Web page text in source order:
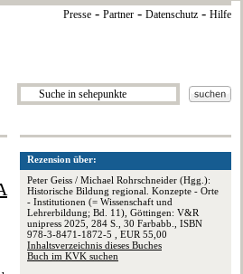
Presse - Partner - Datenschutz - Hilfe
Rezension über:
Peter Geiss / Michael Rohrschneider (Hgg.):
Historische Bildung regional. Konzepte - Orte
- Institutionen (= Wissenschaft und
Lehrerbildung; Bd. 11), Göttingen: V&R
unipress 2025, 284 S., 30 Farbabb., ISBN
978-3-8471-1872-5 , EUR 55,00
Inhaltsverzeichnis dieses Buches
Buch im KVK suchen